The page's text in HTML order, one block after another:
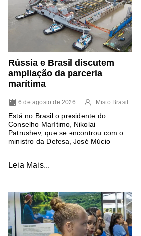
Rússia e Brasil discutem
ampliação da parceria
marítima
6 de agosto de 2026 Misto Brasil
Está no Brasil o presidente do
Conselho Marítimo, Nikolai
Patrushev, que se encontrou com o
ministro da Defesa, José Múcio
Leia Mais...